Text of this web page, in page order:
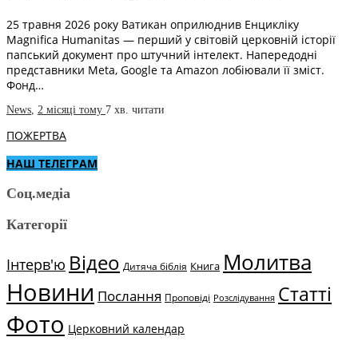
25 травня 2026 року Ватикан оприлюднив Енцикліку
Magnifica Humanitas — перший у світовій церковній історії
папський документ про штучний інтелект. Напередодні
представники Meta, Google та Amazon лобіювали її зміст.
Фонд…
News, 2 місяці тому 7 хв. читати
ПОЖЕРТВА
НАШ ТЕЛЕГРАМ
Соц.медіа
Категорії
Інтерв'ю Відео Дитяча біблія Книга Молитва
Новини Послання Проповіді Розслідування Статті
Фото Церковний календар